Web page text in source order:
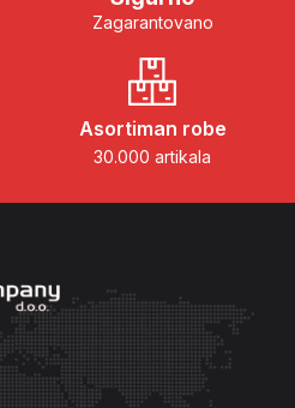
Zagarantovano
Asortiman robe
30.000 artikala